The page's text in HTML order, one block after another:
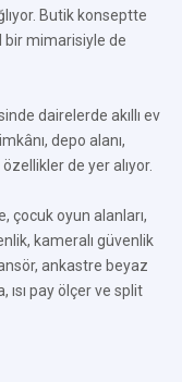
Butik konseptte
bir mimarisiyle de
dairelerde akıllı ev
depo alanı,
de yer alıyor.
çocuk oyun alanları,
kameralı güvenlik
ankastre beyaz
ısı pay ölçer ve split